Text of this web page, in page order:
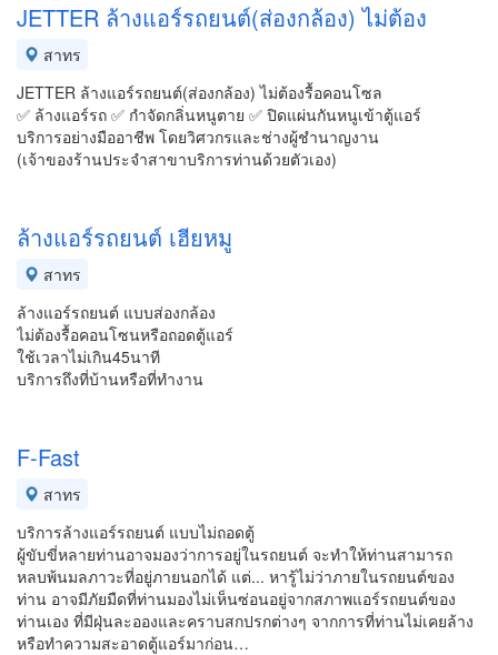
JETTER ล้างแอร์รถยนต์(ส่องกล้อง) ไม่ต้อง
สาทร
JETTER ล้างแอร์รถยนต์(ส่องกล้อง) ไม่ต้องรื้อคอนโซล
✅ ล้างแอร์รถ ✅ กำจัดกลิ่นหนูตาย ✅ ปิดแผ่นกันหนูเข้าตู้แอร์
บริการอย่างมืออาชีพ โดยวิศวกรและช่างผู้ชำนาญงาน
(เจ้าของร้านประจำสาขาบริการท่านด้วยตัวเอง)
ล้างแอร์รถยนต์ เฮียหมู
สาทร
ล้างแอร์รถยนต์ แบบส่องกล้อง
ไม่ต้องรื้อคอนโซนหรือถอดตู้แอร์
ใช้เวลาไม่เกิน45นาที
บริการถึงที่บ้านหรือที่ทำงาน
F-Fast
สาทร
บริการล้างแอร์รถยนต์ แบบไม่ถอดตู้
ผู้ขับขี่หลายท่านอาจมองว่าการอยู่ในรถยนต์ จะทำให้ท่านสามารถ
หลบพ้นมลภาวะที่อยู่ภายนอกได้ แต่... หารู้ไม่ว่าภายในรถยนต์ของ
ท่าน อาจมีภัยมืดที่ท่านมองไม่เห็นซ่อนอยู่จากสภาพแอร์รถยนต์ของ
ท่านเอง ที่มีฝุ่นละอองและคราบสกปรกต่างๆ จากการที่ท่านไม่เคยล้าง
หรือทำความสะอาดตู้แอร์มาก่อน…